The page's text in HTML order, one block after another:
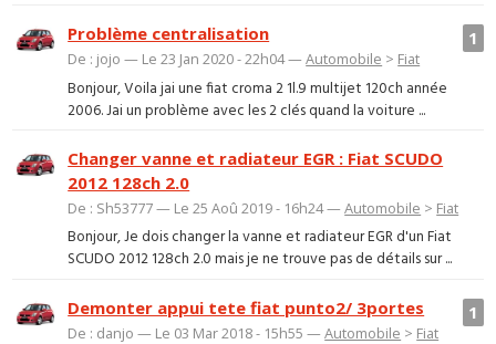
1
Problème centralisation
De : jojo — Le 23 Jan 2020 - 22h04 —Automobile > Fiat
Bonjour, Voila jai une fiat croma 2 1l.9 multijet 120ch année
2006. Jai un problème avec les 2 clés quand la voiture ...
Changer vanne et radiateur EGR : Fiat SCUDO
2012 128ch 2.0
De : Sh53777 — Le 25 Aoû 2019 - 16h24 —Automobile > Fiat
Bonjour, Je dois changer la vanne et radiateur EGR d'un Fiat
SCUDO 2012 128ch 2.0 mais je ne trouve pas de détails sur ...
1
Demonter appui tete fiat punto2/ 3portes
De : danjo — Le 03 Mar 2018 - 15h55 —Automobile > Fiat